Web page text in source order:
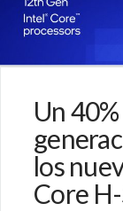
Un
los
Core